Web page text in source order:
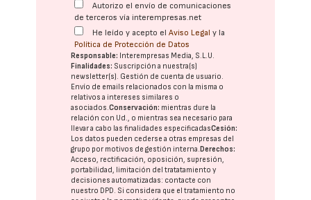
Autorizo el envío de comunicaciones
de terceros vía interempresas.net
He leído y acepto elAviso Legal y la
Política de Protección de Datos
Responsable: Interempresas Media, S.L.U.
Finalidades: Suscripción a nuestra(s)
newsletter(s). Gestión de cuenta de usuario.
Envío de emails relacionados con la misma o
relativos a intereses similares o
asociados.Conservación: mientras dure la
relación con Ud., o mientras sea necesario para
llevar a cabo las finalidades especificadasCesión:
Los datos pueden cederse a otras empresas del
grupo por motivos de gestión interna.Derechos:
Acceso, rectificación, oposición, supresión,
portabilidad, limitación del tratatamiento y
decisiones automatizadas: contacte con
nuestro DPD. Si considera que el tratamiento no